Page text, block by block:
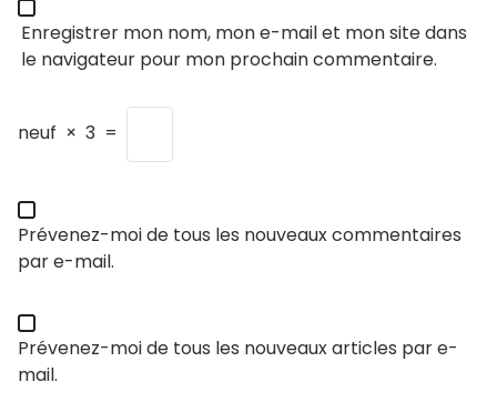
Enregistrer mon nom, mon e-mail et mon site dans
le navigateur pour mon prochain commentaire.
neuf × 3 =
Prévenez-moi de tous les nouveaux commentaires
par e-mail.
Prévenez-moi de tous les nouveaux articles par e-
mail.